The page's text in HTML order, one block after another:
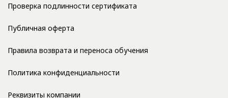
Проверка подлинности сертификата
Публичная оферта
Правила возврата и переноса обучения
Политика конфиденциальности
Реквизиты компании